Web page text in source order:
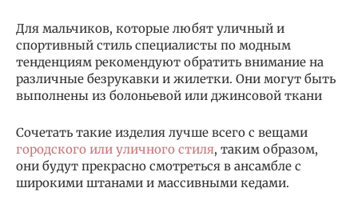
Для мальчиков, которые любят уличный и
спортивный стиль специалисты по модным
тенденциям рекомендуют обратить внимание на
различные безрукавки и жилетки. Они могут быть
выполнены из болоньевой или джинсовой ткани
Сочетать такие изделия лучше всего с вещами
городского или уличного стиля, таким образом,
они будут прекрасно смотреться в ансамбле с
широкими штанами и массивными кедами.